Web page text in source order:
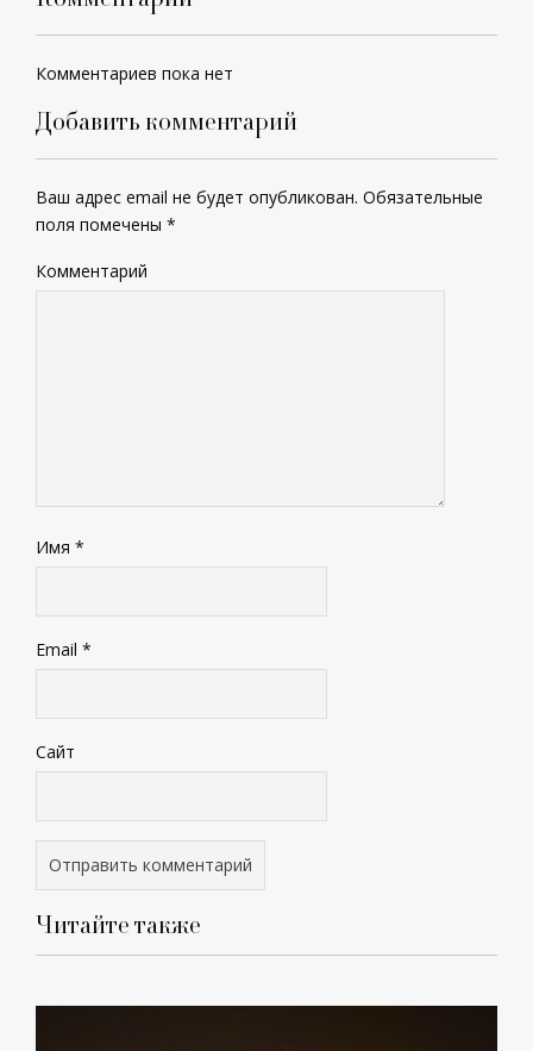
Комментариев пока нет
Добавить комментарий
Ваш адрес email не будет опубликован. Обязательные
поля помечены *
Комментарий
Имя *
Email *
Сайт
Читайте также